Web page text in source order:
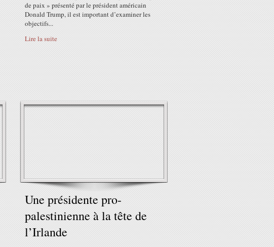
de paix » présenté par le président américain
Donald Trump, il est important d’examiner les
objectifs...
Lire la suite
Une présidente pro-
palestinienne à la tête de
l’Irlande